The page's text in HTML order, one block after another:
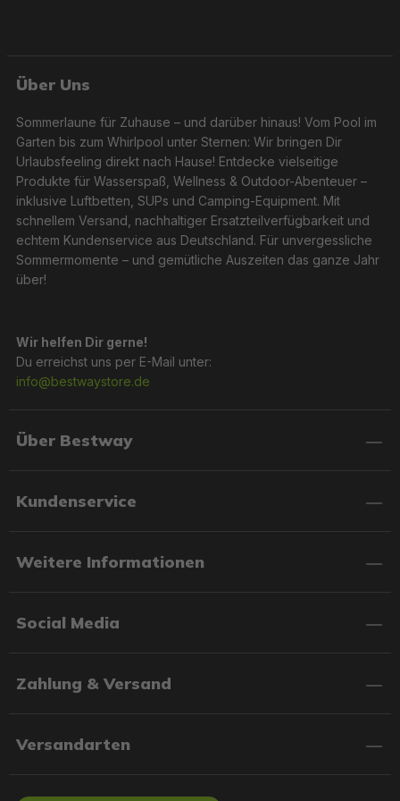
Über Uns
Sommerlaune für Zuhause – und darüber hinaus! Vom Pool im
Garten bis zum Whirlpool unter Sternen: Wir bringen Dir
Urlaubsfeeling direkt nach Hause! Entdecke vielseitige
Produkte für Wasserspaß, Wellness & Outdoor-Abenteuer –
inklusive Luftbetten, SUPs und Camping-Equipment. Mit
schnellem Versand, nachhaltiger Ersatzteilverfügbarkeit und
echtem Kundenservice aus Deutschland. Für unvergessliche
Sommermomente – und gemütliche Auszeiten das ganze Jahr
über!
Wir helfen Dir gerne!
Du erreichst uns per E-Mail unter:
info@bestwaystore.de
Über Bestway
Kundenservice
Weitere Informationen
Social Media
Zahlung & Versand
Versandarten